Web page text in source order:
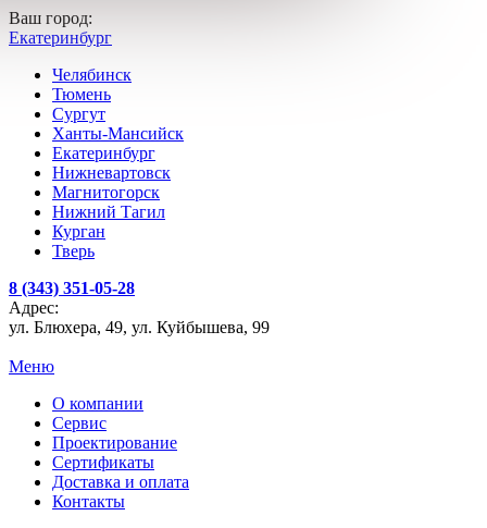
Ваш город:
Екатеринбург
Челябинск
Тюмень
Сургут
Ханты-Мансийск
Екатеринбург
Нижневартовск
Магнитогорск
Нижний Тагил
Курган
Тверь
8 (343) 351-05-28
Адрес:
ул. Блюхера, 49, ул. Куйбышева, 99
Меню
О компании
Сервис
Проектирование
Сертификаты
Доставка и оплата
Контакты